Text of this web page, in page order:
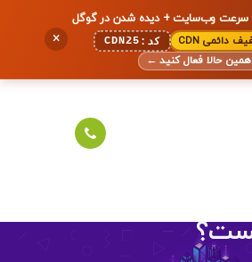
کد: CDN25
همین حالا فعال کنید ←
×